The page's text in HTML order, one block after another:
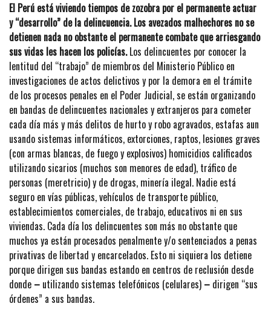
El Perú está viviendo tiempos de zozobra por el permanente actuar
y “desarrollo” de la delincuencia. Los avezados malhechores no se
detienen nada no obstante el permanente combate que arriesgando
sus vidas les hacen los policías.Los delincuentes por conocer la
lentitud del “trabajo” de miembros del Ministerio Público en
investigaciones de actos delictivos y por la demora en el trámite
de los procesos penales en el Poder Judicial, se están organizando
en bandas de delincuentes nacionales y extranjeros para cometer
cada día más y más delitos de hurto y robo agravados, estafas aun
usando sistemas informáticos, extorciones, raptos, lesiones graves
(con armas blancas, de fuego y explosivos) homicidios calificados
utilizando sicarios (muchos son menores de edad), tráfico de
personas (meretricio) y de drogas, minería ilegal. Nadie está
seguro en vías públicas, vehículos de transporte público,
establecimientos comerciales, de trabajo, educativos ni en sus
viviendas. Cada día los delincuentes son más no obstante que
muchos ya están procesados penalmente y/o sentenciados a penas
privativas de libertad y encarcelados. Esto ni siquiera los detiene
porque dirigen sus bandas estando en centros de reclusión desde
donde – utilizando sistemas telefónicos (celulares) – dirigen “sus
órdenes” a sus bandas.